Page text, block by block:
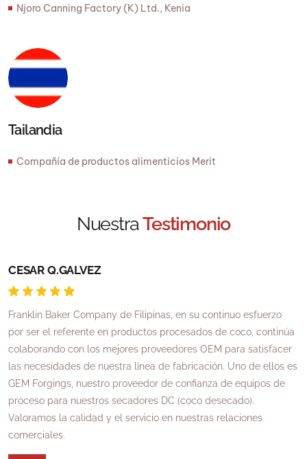
Njoro Canning Factory (K) Ltd., Kenia
Tailandia
Compañía de productos alimenticios Merit
NuestraTestimonio
CESAR Q.GALVEZ
Franklin Baker Company de Filipinas, en su continuo esfuerzo
por ser el referente en productos procesados ​​de coco, continúa
colaborando con los mejores proveedores OEM para satisfacer
las necesidades de nuestra línea de fabricación. Uno de ellos es
GEM Forgings, nuestro proveedor de confianza de equipos de
proceso para nuestros secadores DC (coco desecado).
Valoramos la calidad y el servicio en nuestras relaciones
comerciales.